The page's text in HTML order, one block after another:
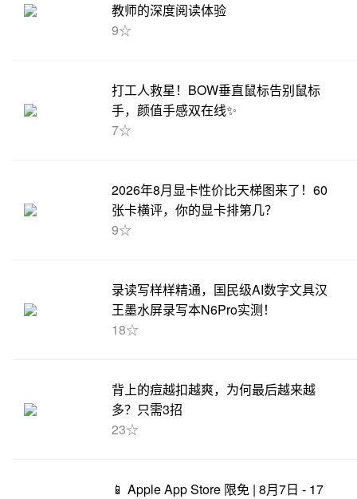
教师的深度阅读体验
9☆
打工人救星！BOW垂直鼠标告别鼠标
手，颜值手感双在线✨
7☆
2026年8月显卡性价比天梯图来了！60
张卡横评，你的显卡排第几？
9☆
录读写样样精通，国民级AI数字文具汉
王墨水屏录写本N6Pro实测！
18☆
背上的痘越扣越爽，为何最后越来越
多？只需3招
23☆
📱 Apple App Store 限免 | 8月7日 - 17